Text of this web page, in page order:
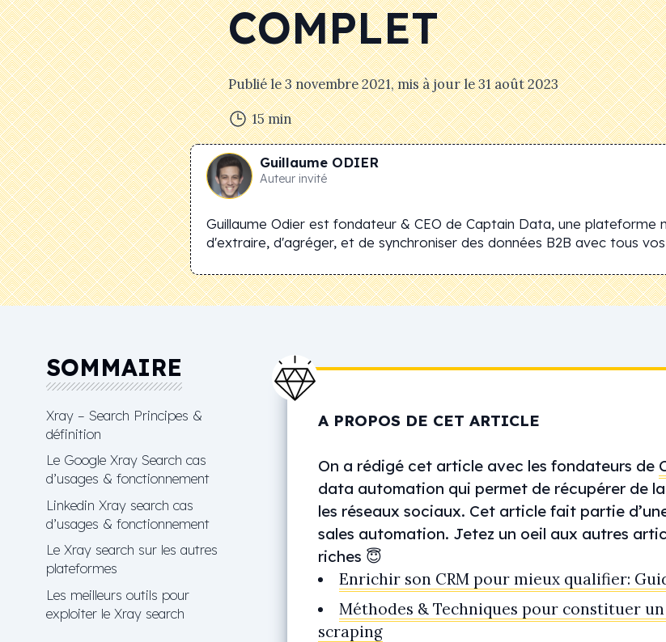
COMPLET
Publié le3 novembre 2021, mis à jour le31 août 2023
15 min
Guillaume ODIER
Auteur invité
Guillaume Odier est fondateur & CEO de Captain Data, une plateforme
d'extraire, d'agréger, et de synchroniser des données B2B avec tous
SOMMAIRE
Xray – Search Principes &
définition
Le Google Xray Search cas
d’usages & fonctionnement
Linkedin Xray search cas
d’usages & fonctionnement
Le Xray search sur les autres
plateformes
Les meilleurs outils pour
exploiter le Xray search
A PROPOS DE CET ARTICLE
On a rédigé cet article avec les fondateurs de
data automation qui permet de récupérer de
les réseaux sociaux. Cet article fait partie
sales automation. Jetez un oeil aux autres
riches 😇
Enrichir son CRM pour mieux qualifier:
Méthodes & Techniques pour constituer
scraping